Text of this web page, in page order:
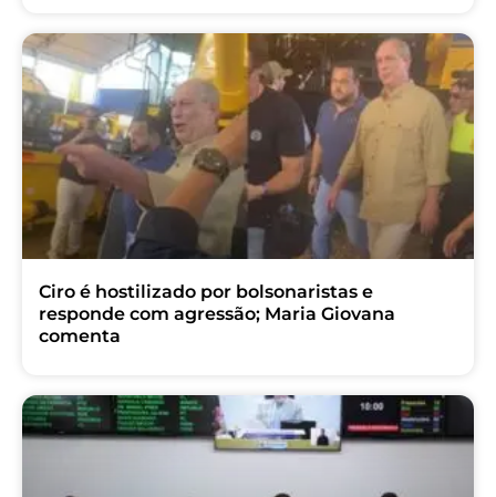
Ciro é hostilizado por bolsonaristas e
responde com agressão; Maria Giovana
comenta